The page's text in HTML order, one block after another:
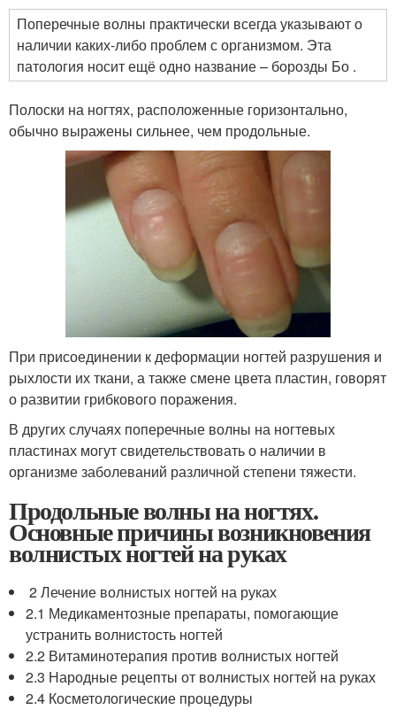
Поперечные волны практически всегда указывают о
наличии каких-либо проблем с организмом. Эта
патология носит ещё одно название – борозды Бо .
Полоски на ногтях, расположенные горизонтально,
обычно выражены сильнее, чем продольные.
При присоединении к деформации ногтей разрушения и
рыхлости их ткани, а также смене цвета пластин, говорят
о развитии грибкового поражения.
В других случаях поперечные волны на ногтевых
пластинах могут свидетельствовать о наличии в
организме заболеваний различной степени тяжести.
Продольные волны на ногтях.
Основные причины возникновения
волнистых ногтей на руках
2 Лечение волнистых ногтей на руках
2.1 Медикаментозные препараты, помогающие
устранить волнистость ногтей
2.2 Витаминотерапия против волнистых ногтей
2.3 Народные рецепты от волнистых ногтей на руках
2.4 Косметологические процедуры